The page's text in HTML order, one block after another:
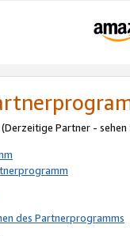
Partner - sehen
des Partnerprogramms